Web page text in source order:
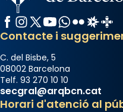
Facebook
Instagram
X / Twitter
YouTube
WhatsApp
FlickrRadio
Contacte i
C. del Bisbe, 5
08002 Barcelona
Telf. 93 270 10 10
secgral@arqbcn.cat
Horari d'atenció al